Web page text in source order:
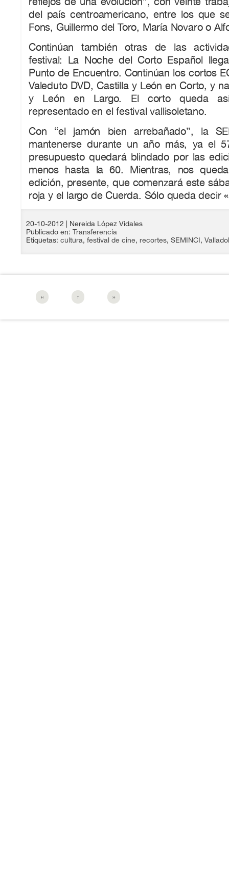
del país centroamericano, entre los que
Fons, Guillermo del Toro, María Novaro o
Continúan también otras de las
festival: La Noche del Corto Español
Punto de Encuentro. Continúan los cortos
Valeduto DVD, Castilla y León en Corto, y
y León en Largo. El corto queda
representado en el festival vallisoletano.
Con “el jamón bien arrebañado”, la
mantenerse durante un año más, ya el
presupuesto quedará blindado por las
menos hasta la 60. Mientras, nos
edición, presente, que comenzará este
roja y el largo de Cuerda. Sólo queda decir
20-10-2012
| Nereida López Vidales
Publicado en: Transferencia
Etiquetas: cultura, festival de cine, recortes, SEMINCI,
‹‹ ↑ ››